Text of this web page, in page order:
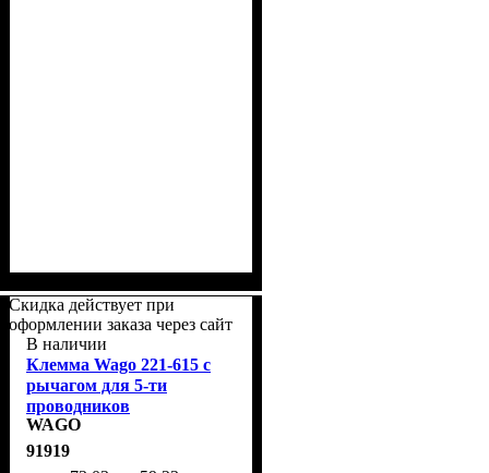
Скидка действует при
оформлении заказа через сайт
В наличии
Клемма Wago 221-615 с
рычагом для 5-ти
проводников
WAGO
91919